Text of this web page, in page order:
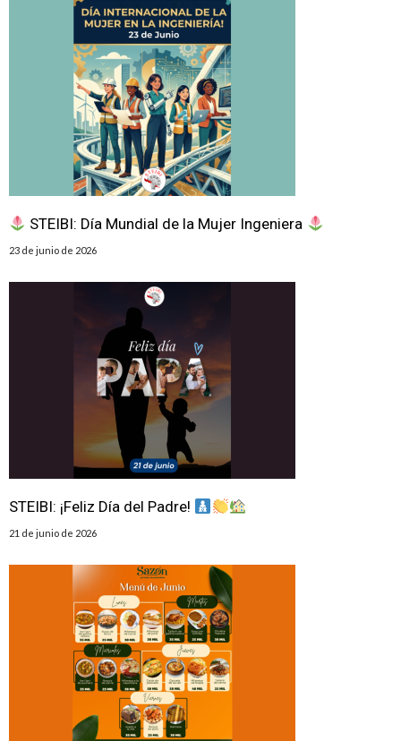
STEIBI: Día Mundial de la Mujer Ingeniera
23 de junio de 2026
STEIBI: ¡Feliz Día del Padre!
21 de junio de 2026